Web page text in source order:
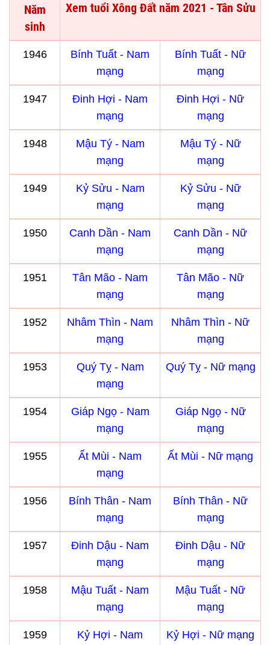
Năm
sinh
Xem tuổi Xông Đất năm 2021 - Tân Sửu
1946
Bính Tuất - Nam
mạng
Bính Tuất - Nữ
mạng
1947
Đinh Hợi - Nam
mạng
Đinh Hợi - Nữ
mạng
1948
Mậu Tý - Nam
mạng
Mậu Tý - Nữ
mạng
1949
Kỷ Sửu - Nam
mạng
Kỷ Sửu - Nữ
mạng
1950
Canh Dần - Nam
mạng
Canh Dần - Nữ
mạng
1951
Tân Mão - Nam
mạng
Tân Mão - Nữ
mạng
1952
Nhâm Thìn - Nam
mạng
Nhâm Thìn - Nữ
mạng
1953
Quý Tỵ - Nam
mạng
Quý Tỵ - Nữ mạng
1954
Giáp Ngọ - Nam
mạng
Giáp Ngọ - Nữ
mạng
1955
Ất Mùi - Nam
mạng
Ất Mùi - Nữ mạng
1956
Bính Thân - Nam
mạng
Bính Thân - Nữ
mạng
1957
Đinh Dậu - Nam
mạng
Đinh Dậu - Nữ
mạng
1958
Mậu Tuất - Nam
mạng
Mậu Tuất - Nữ
mạng
1959
Kỷ Hợi - Nam
Kỷ Hợi - Nữ mạng